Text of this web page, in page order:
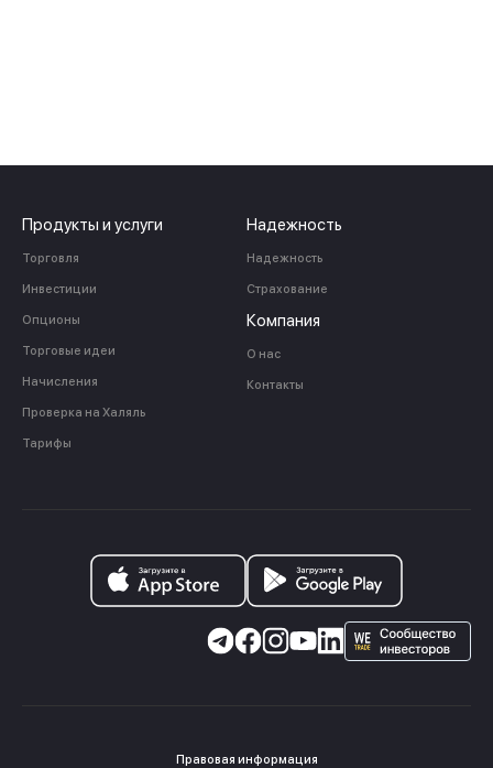
Продукты и услуги
Торговля
Инвестиции
Опционы
Торговые идеи
Начисления
Проверка на Халяль
Тарифы
Надежность
Надежность
Страхование
Компания
О нас
Контакты
Правовая информация